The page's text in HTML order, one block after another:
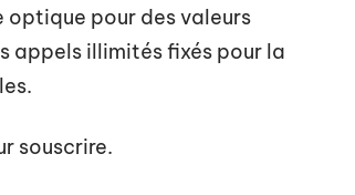
optique pour des valeurs
appels illimités fixés pour la
souscrire.